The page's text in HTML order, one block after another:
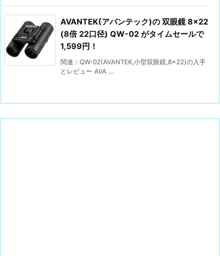
AVANTEK(アバンテック)の 双眼鏡 8×22
(8倍 22口径) QW-02 がタイムセールで
1,599円！
関連：QW-02(AVANTEK,小型双眼鏡,8×22)の入手
とレビュー AVA ...